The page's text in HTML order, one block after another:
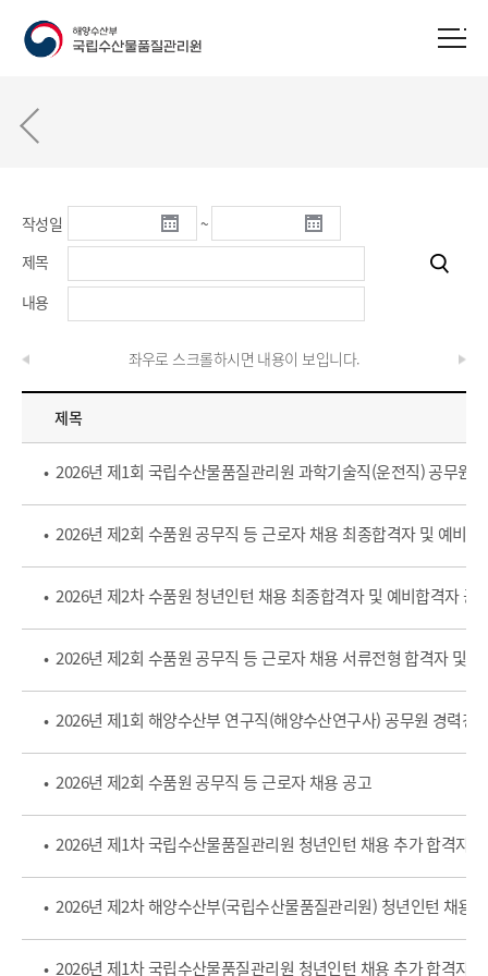
작성일
~
제목
내용
좌우로 스크롤하시면 내용이 보입니다.
제목
• 2026년 제2회 수품원 공무직 등 근로자 채용 최종합격자 및 예비합
• 2026년 제2차 수품원 청년인턴 채용 최종합격자 및 예비합격자 공
• 2026년 제2회 수품원 공무직 등 근로자 채용 서류전형 합격자 및
• 2026년 제2회 수품원 공무직 등 근로자 채용 공고
• 2026년 제1차 국립수산물품질관리원 청년인턴 채용 추가 합격자(3
• 2026년 제2차 해양수산부(국립수산물품질관리원) 청년인턴 채용
• 2026년 제1차 국립수산물품질관리원 청년인턴 채용 추가 합격자